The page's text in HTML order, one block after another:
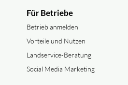
Für Betriebe
Betrieb anmelden
Vorteile und Nutzen
Landservice-Beratung
Social Media Marketing